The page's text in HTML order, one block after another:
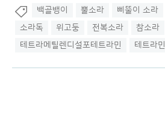
백골뱅이 뿔소라 삐뚤이 소라
소라독
위고둥 전복소라 참소라
테트라메틸렌디설포테트라민
테트라민